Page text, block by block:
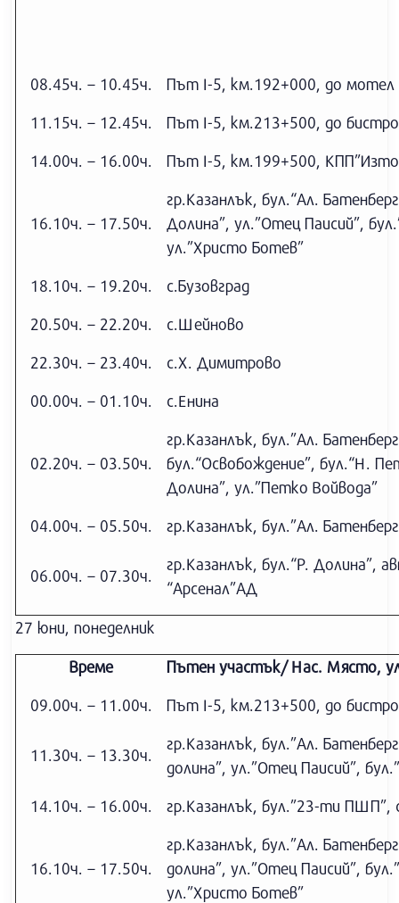
08.45ч. – 10.45ч.
Път І-5, км.192+000, до мотел
11.15ч. – 12.45ч.
Път І-5, км.213+500, до
14.00ч. – 16.00ч.
Път І-5, км.199+500,
16.10ч. – 17.50ч.
гр.Казанлък, бул.“Ал.
Долина”, ул.”Отец Паисий”,
ул.”Христо Ботев”
18.10ч. – 19.20ч.
с.Бузовград
20.50ч. – 22.20ч.
с.Шейново
22.30ч. – 23.40ч.
с.Х. Димитрово
00.00ч. – 01.10ч.
с.Енина
02.20ч. – 03.50ч.
гр.Казанлък, бул.”Ал.
бул.“Освобождение”, бул.“Н.
Долина”, ул.”Петко Войвода”
04.00ч. – 05.50ч.
гр.Казанлък, бул.”Ал.
06.00ч. – 07.30ч.
гр.Казанлък, бул.“Р. Долина”,
“Арсенал”АД
27 юни, понеделник
Време
Пътен участък/ Нас. Място,
09.00ч. – 11.00ч.
Път І-5, км.213+500, до
11.30ч. – 13.30ч.
гр.Казанлък, бул.”Ал.
долина”, ул.”Отец Паисий”,
14.10ч. – 16.00ч.
гр.Казанлък, бул.”23-ти ПШП”,
16.10ч. – 17.50ч.
гр.Казанлък, бул.”Ал.
долина”, ул.”Отец Паисий”,
ул.”Христо Ботев”